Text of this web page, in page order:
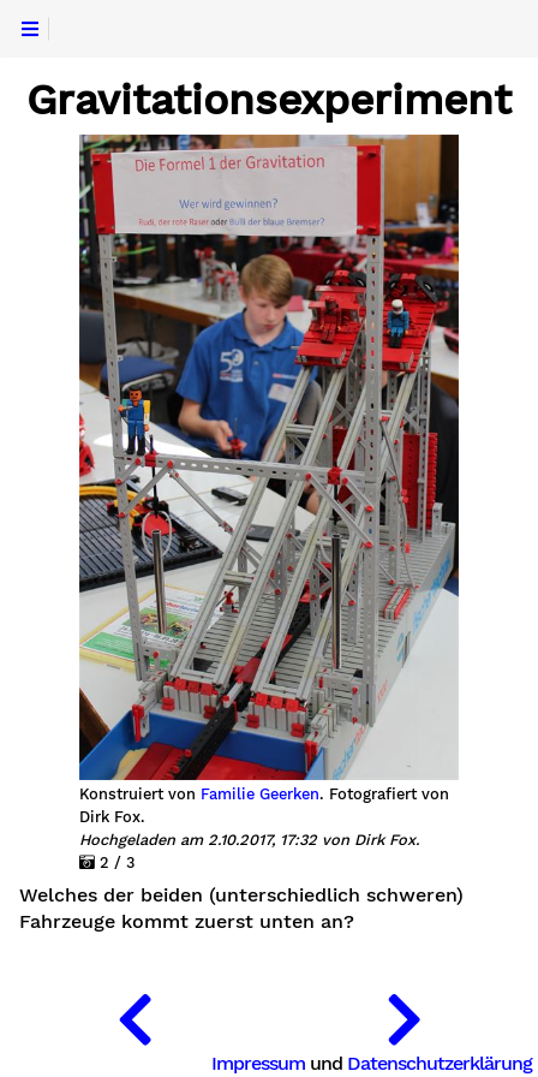
Gravitationsexperiment
Konstruiert von Familie Geerken. Fotografiert von
Dirk Fox.
Hochgeladen am 2.10.2017, 17:32 von Dirk Fox.
2 / 3
Welches der beiden (unterschiedlich schweren)
Fahrzeuge kommt zuerst unten an?
Impressum und Datenschutzerklärung